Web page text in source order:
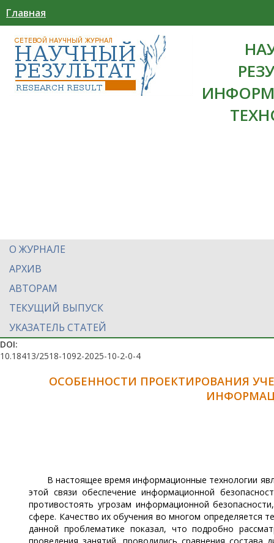
Главная
О ЖУРНАЛЕ
АРХИВ
АВТОРАМ
ТЕКУЩИЙ ВЫПУСК
УКАЗАТЕЛЬ СТАТЕЙ
DOI:
10.18413/2518-1092-2025-10-2-0-4
ОСОБЕННОСТИ ПРОЕКТИРОВАНИЯ
В настоящее время информационные технологии
этой связи обеспечение информационной
противостоять угрозам информационной
сфере. Качество их обучения во многом определяется
данной проблематике показал, что подробно